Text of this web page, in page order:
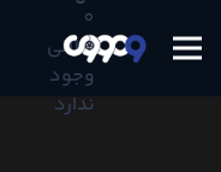
0
اعلانی
وجود
ندارد